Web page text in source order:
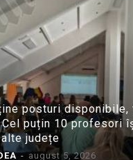
posturi
Cel puțin 10 profesori
județe
- august 5, 2026